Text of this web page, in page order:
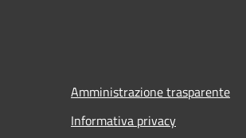
Amministrazione trasparente
Informativa privacy